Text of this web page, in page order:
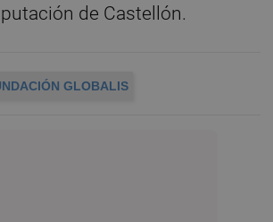
de Castellón.
GLOBALIS